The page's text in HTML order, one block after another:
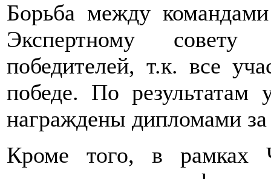
Борьба между
Экспертному
победителей, т.к. все
победе. По
награждены дипломами
Кроме того, в рамках